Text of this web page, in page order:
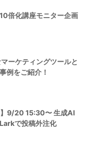
倍化講座モニター企画
ーケティングツールと
例をご紹介！
】9/20 15:30〜 生成AI
で投稿外注化